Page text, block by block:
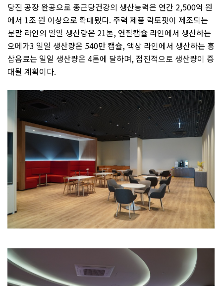
당진 공장 완공으로 종근당건강의 생산능력은 연간 2,500억 원
에서 1조 원 이상으로 확대됐다. 주력 제품 락토핏이 제조되는
분말 라인의 일일 생산량은 21톤, 연질캡슐 라인에서 생산하는
오메가3 일일 생산량은 540만 캡슐, 액상 라인에서 생산하는 홍
삼음료는 일일 생산량은 4톤에 달하며, 점진적으로 생산량이 증
대될 계획이다.